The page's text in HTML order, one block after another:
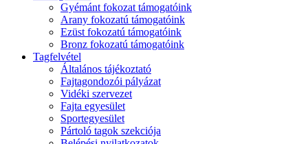
Gyémánt fokozat támogatóink
Arany fokozatú támogatóink
Ezüst fokozatú támogatóink
Bronz fokozatú támogatóink
Tagfelvétel
Általános tájékoztató
Fajtagondozói pályázat
Vidéki szervezet
Fajta egyesület
Sportegyesület
Pártoló tagok szekciója